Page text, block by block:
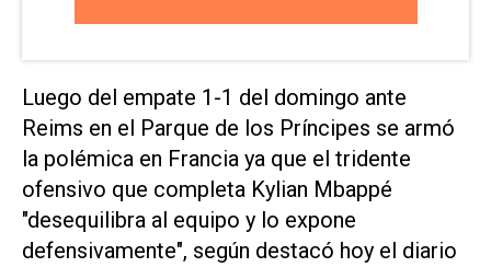
Luego del empate 1-1 del domingo ante
Reims en el Parque de los Príncipes se armó
la polémica en Francia ya que el tridente
ofensivo que completa Kylian Mbappé
"desequilibra al equipo y lo expone
defensivamente", según destacó hoy el diario